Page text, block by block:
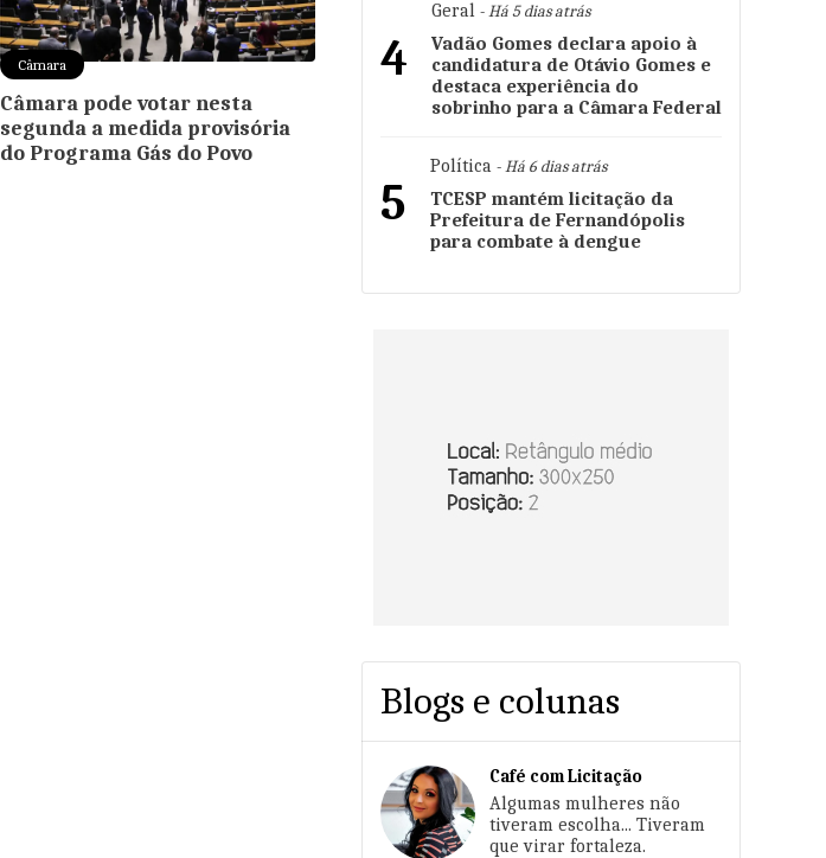
Câmara
Câmara pode votar nesta
segunda a medida provisória
do Programa Gás do Povo
4
Geral - Há 5 dias atrás
Vadão Gomes declara apoio à
candidatura de Otávio Gomes e
destaca experiência do
sobrinho para a Câmara Federal
5
Política - Há 6 dias atrás
TCESP mantém licitação da
Prefeitura de Fernandópolis
para combate à dengue
Blogs e colunas
Café com Licitação
Algumas mulheres não
tiveram escolha... Tiveram
que virar fortaleza.